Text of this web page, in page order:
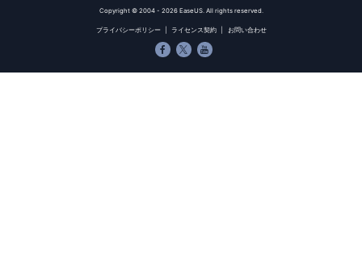
Copyright © 2004 - 2026EaseUS. All rights reserved.
プライバシーポリシー ライセンス契約 お問い合わせ
  